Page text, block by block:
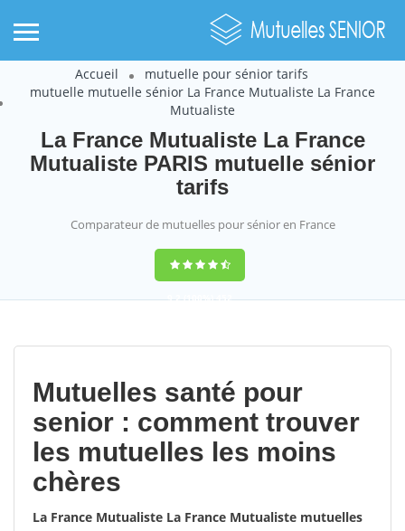
Accueil
mutuelle pour sénior tarifs
mutuelle mutuelle sénior La France Mutualiste La France
Mutualiste
La France Mutualiste La France
Mutualiste PARIS mutuelle sénior
tarifs
Comparateur de mutuelles pour sénior en France
9,2(100%)452
Mutuelles santé pour
senior : comment trouver
les mutuelles les moins
chères
La France Mutualiste La France Mutualiste mutuelles